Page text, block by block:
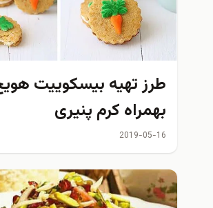
طرز تهیه بیسکوییت هویج
بهمراه کرم پنیری
2019-05-16